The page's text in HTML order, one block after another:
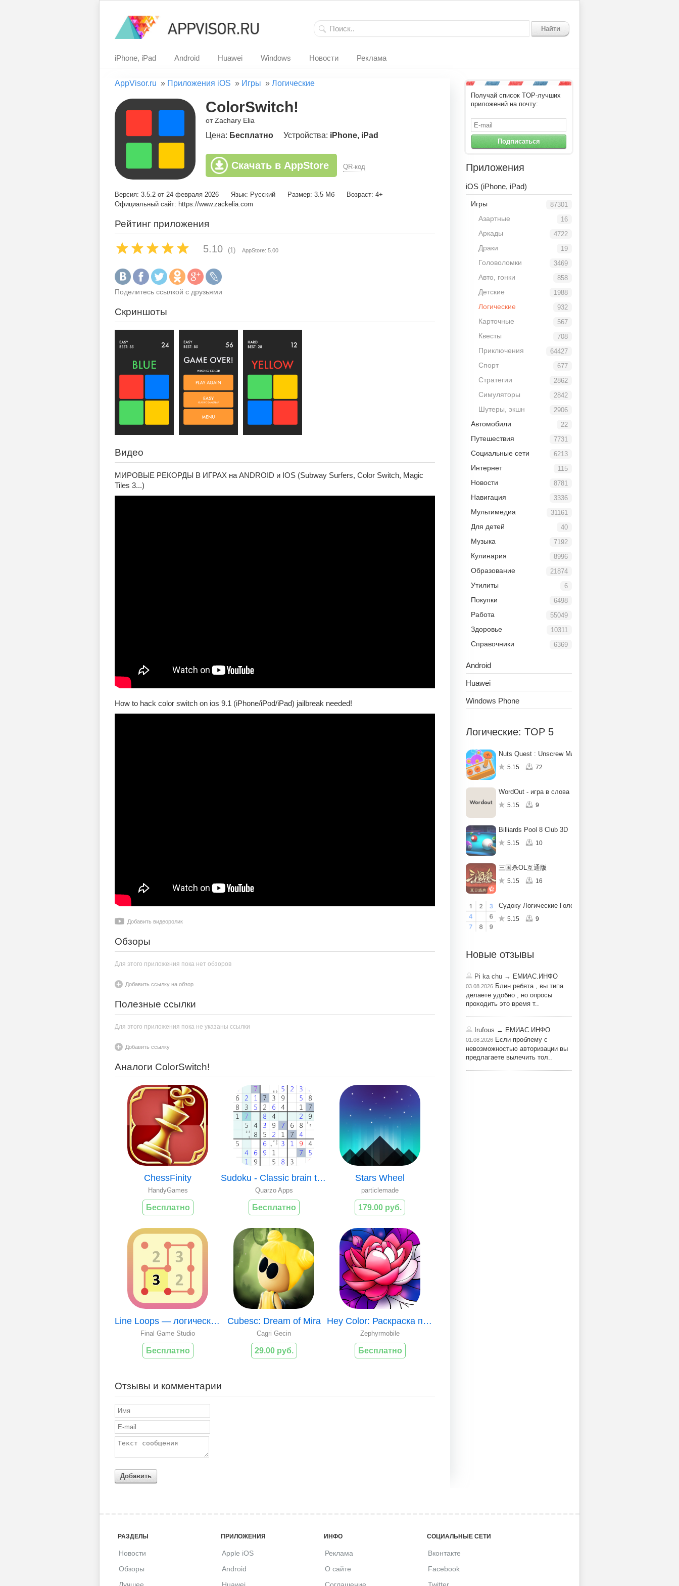
Найти
iPhone, iPad Android Huawei Windows Новости Реклама
AppVisor.ru » Приложения iOS » Игры » Логические
ColorSwitch!
от Zachary Elia
Цена: Бесплатно Устройства: iPhone, iPad
Скачать в AppStore QR-код
Версия: 3.5.2 от 24 февраля 2026 Язык: Русский Размер: 3.5 Мб
Возраст: 4+
Официальный сайт: https://www.zackelia.com
Рейтинг приложения
5.10 (1) AppStore: 5.00
Поделитесь ссылкой с друзьями
Скриншоты
Видео
МИРОВЫЕ РЕКОРДЫ В ИГРАХ на ANDROID и IOS (Subway Surfers, Color Switch, Magic
Tiles 3...)
How to hack color switch on ios 9.1 (iPhone/iPod/iPad) jailbreak needed!
Добавить видеоролик
Обзоры
Для этого приложения пока нет обзоров
Добавить ссылку на обзор
Полезные ссылки
Для этого приложения пока не указаны ссылки
Добавить ссылку
Аналоги ColorSwitch!
ChessFinity
HandyGames
Бесплатно
Sudoku - Classic brain teaser
Quarzo Apps
Бесплатно
Stars Wheel
particlemade
179.00 руб.
Line Loops — логические голово
Final Game Studio
Бесплатно
Cubesc: Dream of Mira
Cagri Gecin
29.00 руб.
Hey Color: Раскраска по Цифрам
Zephyrmobile
Бесплатно
Отзывы и комментарии
Добавить
Получай список TOP-лучших
приложений на почту:
Подписаться
Приложения
iOS (iPhone, iPad)
87301
Игры
16
Азартные
4722
Аркады
19
Драки
3469
Головоломки
858
Авто, гонки
1988
Детские
932
Логические
567
Карточные
708
Квесты
64427
Приключения
677
Спорт
2862
Стратегии
2842
Симуляторы
2906
Шутеры, экшн
22
Автомобили
7731
Путешествия
6213
Социальные сети
115
Интернет
8781
Новости
3336
Навигация
31161
Мультимедиа
40
Для детей
7192
Музыка
8996
Кулинария
21874
Образование
6
Утилиты
6498
Покупки
55049
Работа
10311
Здоровье
6369
Справочники
Android
Huawei
Windows Phone
Логические: TOP 5
Nuts Quest : Unscrew Mania
5.15 72
WordOut - игра в слова
5.15 9
Billiards Pool 8 Club 3D
5.15 10
三国杀OL互通版
5.15 16
Судоку Логические Головоломки
5.15 9
Новые отзывы
Pi ka chu → ЕМИАС.ИНФО
03.08.2026 Блин ребята , вы типа
делаете удобно , но опросы
проходить это время т..
Irufous → ЕМИАС.ИНФО
01.08.2026 Если проблему с
невозможностью авторизации вы
предлагаете вылечить тол..
РАЗДЕЛЫ
Новости
Обзоры
ПРИЛОЖЕНИЯ
Apple iOS
Android
ИНФО
Реклама
О сайте
СОЦИАЛЬНЫЕ СЕТИ
Вконтакте
Facebook